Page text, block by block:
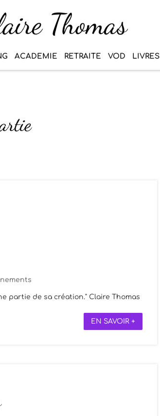
ACADEMIE RETRAITE VOD LIVRES
partie de sa création." Claire Thomas
EN SAVOIR +